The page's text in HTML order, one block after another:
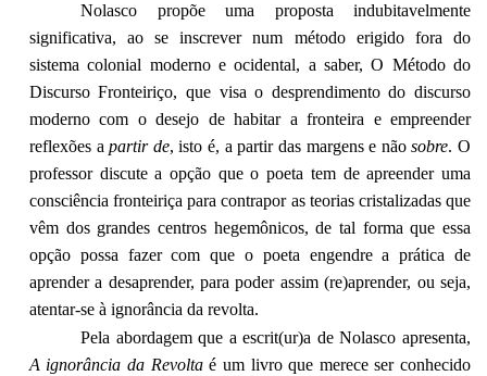
Nolasco propõe uma proposta indubitavelmente
significativa, ao se inscrever num método erigido fora do
sistema colonial moderno e ocidental, a saber, O Método do
Discurso Fronteiriço, que visa o desprendimento do discurso
moderno com o desejo de habitar a fronteira e empreender
reflexões apartir de, isto é, a partir das margens e nãosobre. O
professor discute a opção que o poeta tem de apreender uma
consciência fronteiriça para contrapor as teorias cristalizadas que
vêm dos grandes centros hegemônicos, de tal forma que essa
opção possa fazer com que o poeta engendre a prática de
aprender a desaprender, para poder assim (re)aprender, ou seja,
atentar-se à ignorância da revolta.
Pela abordagem que a escrit(ur)a de Nolasco apresenta,
A ignorância da Revoltaé um livro que merece ser conhecido